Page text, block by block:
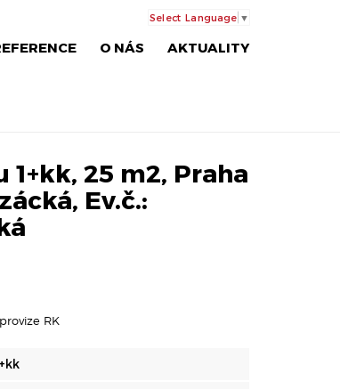
O NÁS AKTUALITY
Select Language ▼
25 m2, Praha
Ev.č.:
RK